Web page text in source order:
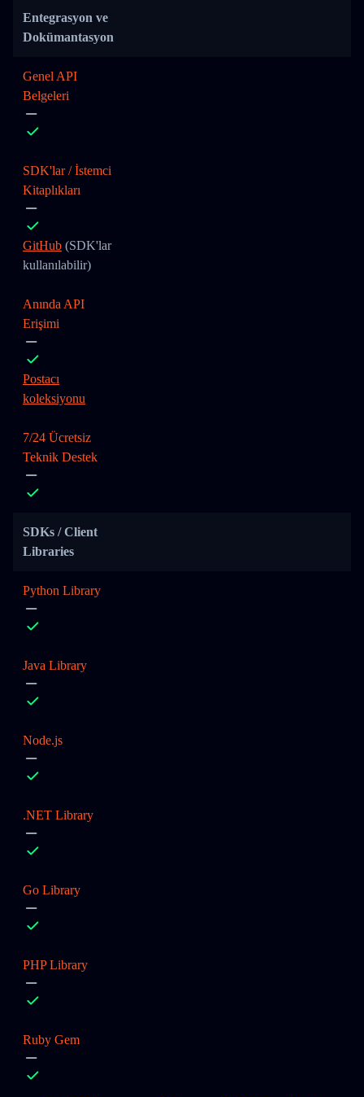
Entegrasyon ve
Dokümantasyon
Genel API
Belgeleri
SDK'lar / İstemci
Kitaplıkları
GitHub (SDK'lar
kullanılabilir)
Anında API
Erişimi
Postacı
koleksiyonu
7/24 Ücretsiz
Teknik Destek
SDKs / Client
Libraries
Python Library
Java Library
Node.js
.NET Library
Go Library
PHP Library
Ruby Gem